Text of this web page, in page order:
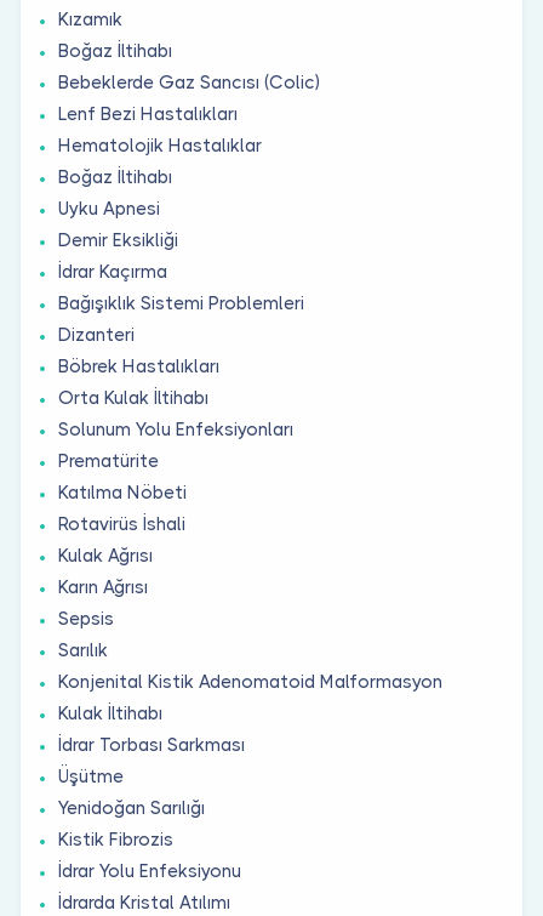
Kızamık
Boğaz İltihabı
Bebeklerde Gaz Sancısı (Colic)
Lenf Bezi Hastalıkları
Hematolojik Hastalıklar
Boğaz İltihabı
Uyku Apnesi
Demir Eksikliği
İdrar Kaçırma
Bağışıklık Sistemi Problemleri
Dizanteri
Böbrek Hastalıkları
Orta Kulak İltihabı
Solunum Yolu Enfeksiyonları
Prematürite
Katılma Nöbeti
Rotavirüs İshali
Kulak Ağrısı
Karın Ağrısı
Sepsis
Sarılık
Konjenital Kistik Adenomatoid Malformasyon
Kulak İltihabı
İdrar Torbası Sarkması
Üşütme
Yenidoğan Sarılığı
Kistik Fibrozis
İdrar Yolu Enfeksiyonu
İdrarda Kristal Atılımı